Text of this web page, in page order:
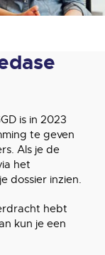
is in 2023
te geven
Als je de
het
dossier inzien.
hebt
kun je een